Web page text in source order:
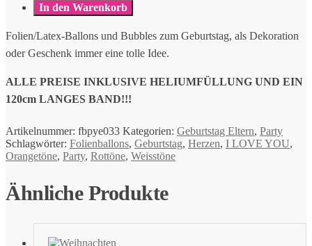
In den Warenkorb
Folien/Latex-Ballons und Bubbles zum Geburtstag, als Dekoration
oder Geschenk immer eine tolle Idee.
ALLE PREISE INKLUSIVE HELIUMFÜLLUNG UND EIN
120cm LANGES BAND!!!
Artikelnummer: fbpye033 Kategorien: Geburtstag Eltern, Party
Schlagwörter: Folienballons, Geburtstag, Herzen, I LOVE YOU,
Orangetöne, Party, Rottöne, Weisstöne
Ähnliche Produkte